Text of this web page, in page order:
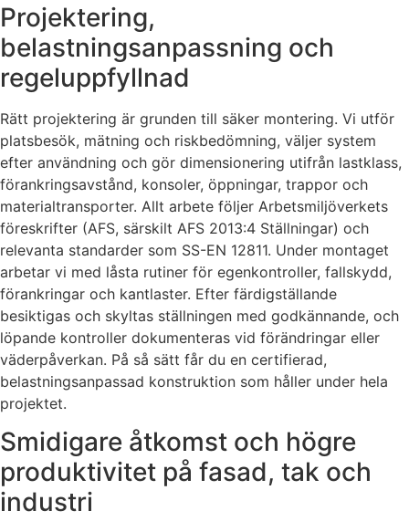
Projektering,
belastningsanpassning och
regeluppfyllnad
Rätt projektering är grunden till säker montering. Vi utför
platsbesök, mätning och riskbedömning, väljer system
efter användning och gör dimensionering utifrån lastklass,
förankringsavstånd, konsoler, öppningar, trappor och
materialtransporter. Allt arbete följer Arbetsmiljöverkets
föreskrifter (AFS, särskilt AFS 2013:4 Ställningar) och
relevanta standarder som SS-EN 12811. Under montaget
arbetar vi med låsta rutiner för egenkontroller, fallskydd,
förankringar och kantlaster. Efter färdigställande
besiktigas och skyltas ställningen med godkännande, och
löpande kontroller dokumenteras vid förändringar eller
väderpåverkan. På så sätt får du en certifierad,
belastningsanpassad konstruktion som håller under hela
projektet.
Smidigare åtkomst och högre
produktivitet på fasad, tak och
industri